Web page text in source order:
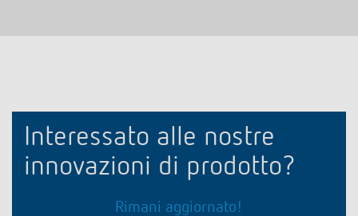
Interessato alle nostre
innovazioni di prodotto?
Rimani aggiornato!